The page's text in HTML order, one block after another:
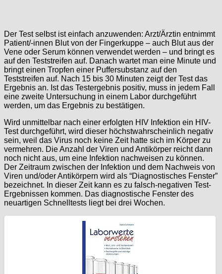
Der Test selbst ist einfach anzuwenden: Arzt/Ärztin entnimmt
Patient/-innen Blut von der Fingerkuppe – auch Blut aus der
Vene oder Serum können verwendet werden – und bringt es
auf den Teststreifen auf. Danach wartet man eine Minute und
bringt einen Tropfen einer Puffersubstanz auf den
Teststreifen auf. Nach 15 bis 30 Minuten zeigt der Test das
Ergebnis an. Ist das Testergebnis positiv, muss in jedem Fall
eine zweite Untersuchung in einem Labor durchgeführt
werden, um das Ergebnis zu bestätigen.
Wird unmittelbar nach einer erfolgten HIV Infektion ein HIV-
Test durchgeführt, wird dieser höchstwahrscheinlich negativ
sein, weil das Virus noch keine Zeit hatte sich im Körper zu
vermehren. Die Anzahl der Viren und Antikörper reicht dann
noch nicht aus, um eine Infektion nachweisen zu können.
Der Zeitraum zwischen der Infektion und dem Nachweis von
Viren und/oder Antikörpern wird als “Diagnostisches Fenster”
bezeichnet. In dieser Zeit kann es zu falsch-negativen Test-
Ergebnissen kommen. Das diagnostische Fenster des
neuartigen Schnelltests liegt bei drei Wochen.